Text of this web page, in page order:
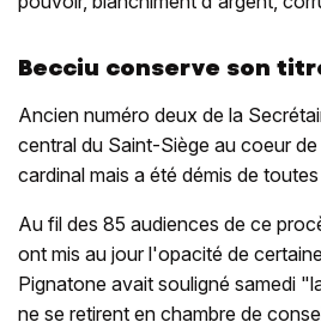
Becciu conserve son
Ancien numéro deux de la
central du Saint-Siège au coeur
cardinal mais a été démis de
Au fil des 85 audiences de ce
ont mis au jour l'opacité de
Pignatone avait souligné samedi
ne se retirent en chambre de